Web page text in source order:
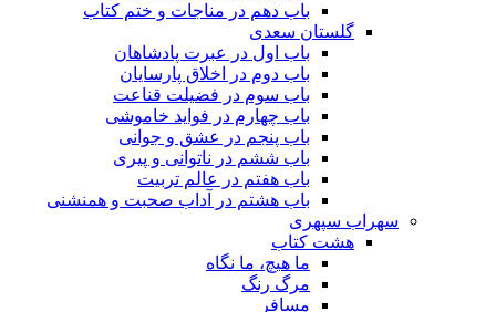
باب دهم در مناجات و ختم کتاب
گلستان سعدی
باب اول در عبرت پادشاهان
باب دوم در اخلاق پارسایان
باب سوم در فضیلت قناعت
باب چهارم در فواید خاموشى
باب پنجم در عشق و جوانى
باب ششم در ناتوانى و پیرى
باب هفتم در عالم تربیت
باب هشتم در آداب صحبت و همنشنى
سهراب سپهری
هشت کتاب
ما هیچ، ما نگاه
مرگ رنگ
مسافر